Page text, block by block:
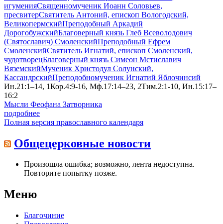
игуменияСвященномученик Иоанн Соловьев,
пресвитерСвятитель Антоний, епископ Вологодский,
ВеликопермскийПреподобный Аркадий
ДорогобужскийБлаговерный князь Глеб Всеволодович
(Святославич) СмоленскийПреподобный Ефрем
СмоленскийСвятитель Игнатий, епископ Смоленский,
чудотворецБлаговерный князь Симеон Мстиславич
ВяземскийМученик Христодул Солунский,
КассандрскийПреподобномученик Игнатий Яблочинсий
Ин.21:1–14, 1Кор.4:9-16, Мф.17:14–23, 2Тим.2:1-10, Ин.15:17–
16:2
Мысли Феофана Затворника
подробнее
Полная версия православного календаря
Общецерковные новости
Произошла ошибка; возможно, лента недоступна.
Повторите попытку позже.
Меню
Благочиние